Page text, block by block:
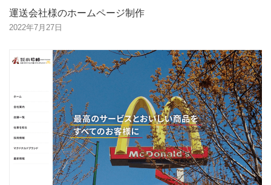
運送会社様のホームページ制作
2022年7月27日